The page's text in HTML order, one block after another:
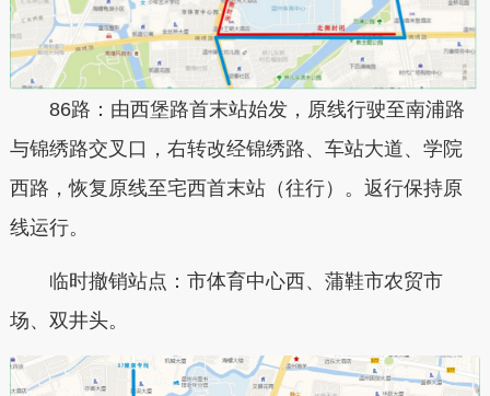
86路：由西堡路首末站始发，原线行驶至南浦路
与锦绣路交叉口，右转改经锦绣路、车站大道、学院
西路，恢复原线至宅西首末站（往行）。返行保持原
线运行。
临时撤销站点：市体育中心西、蒲鞋市农贸市
场、双井头。